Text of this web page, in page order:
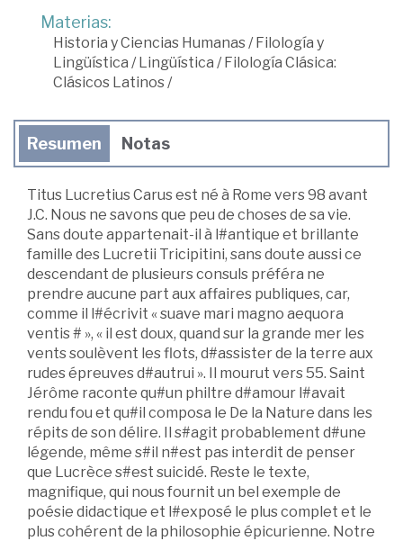
Materias:
Historia y Ciencias Humanas/Filología y
Lingüística /Lingüística /Filología Clásica:
Clásicos Latinos/
Resumen Notas
Titus Lucretius Carus est né à Rome vers 98 avant
J.C. Nous ne savons que peu de choses de sa vie.
Sans doute appartenait-il à l#antique et brillante
famille des Lucretii Tricipitini, sans doute aussi ce
descendant de plusieurs consuls préféra ne
prendre aucune part aux affaires publiques, car,
comme il l#écrivit « suave mari magno aequora
ventis # », « il est doux, quand sur la grande mer les
vents soulèvent les flots, d#assister de la terre aux
rudes épreuves d#autrui ». Il mourut vers 55. Saint
Jérôme raconte qu#un philtre d#amour l#avait
rendu fou et qu#il composa le De la Nature dans les
répits de son délire. Il s#agit probablement d#une
légende, même s#il n#est pas interdit de penser
que Lucrèce s#est suicidé. Reste le texte,
magnifique, qui nous fournit un bel exemple de
poésie didactique et l#exposé le plus complet et le
plus cohérent de la philosophie épicurienne. Notre